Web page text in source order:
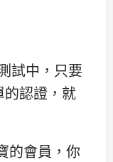
試中，只要
的認證，就
的會員，你